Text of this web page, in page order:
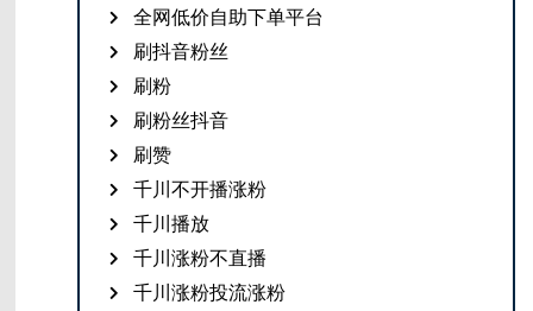
全网低价自助下单平台
刷抖音粉丝
刷粉
刷粉丝抖音
刷赞
千川不开播涨粉
千川播放
千川涨粉不直播
千川涨粉投流涨粉